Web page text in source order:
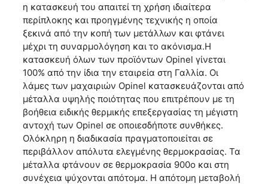
η κατασκευή του απαιτεί τη χρήση ιδιαίτερα
περίπλοκης και προηγμένης τεχνικής η οποία
ξεκινά από την κοπή των μετάλλων και φτάνει
μέχρι τη συναρμολόγηση και το ακόνισμα.H
κατασκευή όλων των προϊόντων Opinel γίνεται
100% από την ίδια την εταιρεία στη Γαλλία. Οι
λάμες των μαχαιριών Opinel κατασκευάζονται από
μέταλλα υψηλής ποιότητας που επιτρέπουν με τη
βοήθεια ειδικής θερμικής επεξεργασίας τη μέγιστη
αντοχή των Opinel σε οποιεσδήποτε συνθήκες.
Ολόκληρη η διαδικασία πραγματοποιείται σε
περιβάλλον απόλυτα ελεγμένης θερμοκρασίας. Τα
μέταλλα φτάνουν σε θερμοκρασία 900ο και στη
συνέχεια ψύχονται απότομα. Η απότομη μεταβολή